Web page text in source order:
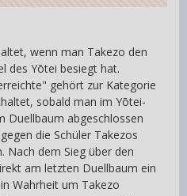
wenn man Takezo den
des Yōtei besiegt hat.
gehört zur Kategorie
sobald man im Yōtei-
Duellbaum abgeschlossen
die Schüler Takezos
Nach dem Sieg über den
am letzten Duellbaum ein
Wahrheit um Takezo